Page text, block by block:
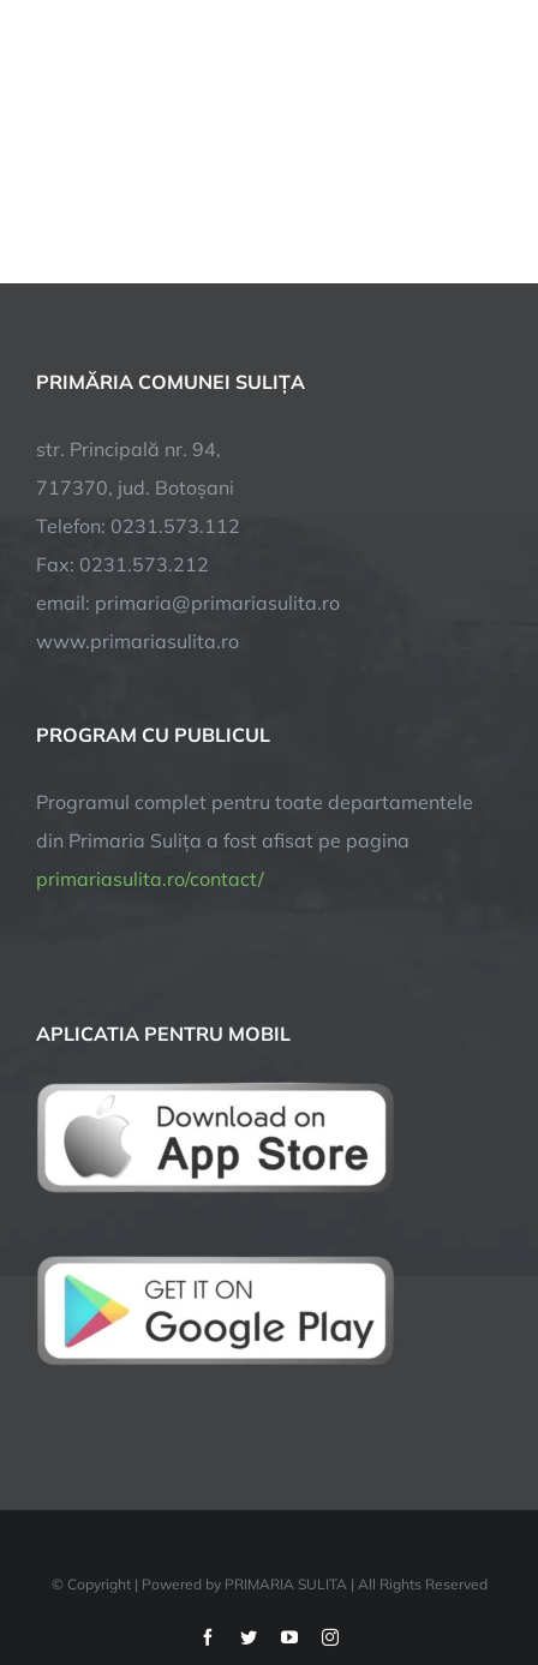
PRIMĂRIA COMUNEI SULIȚA
str. Principală nr. 94,
717370, jud. Botoșani
Telefon: 0231.573.112
Fax: 0231.573.212
email: primaria@primariasulita.ro
www.primariasulita.ro
PROGRAM CU PUBLICUL
Programul complet pentru toate departamentele
din Primaria Sulița a fost afisat pe pagina
primariasulita.ro/contact/
APLICATIA PENTRU MOBIL
© Copyright | Powered by PRIMARIA SULITA | All Rights Reserved
FacebookTwitterYouTubeInstagram